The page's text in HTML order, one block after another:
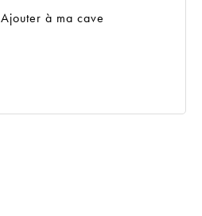
Ajouter à ma cave